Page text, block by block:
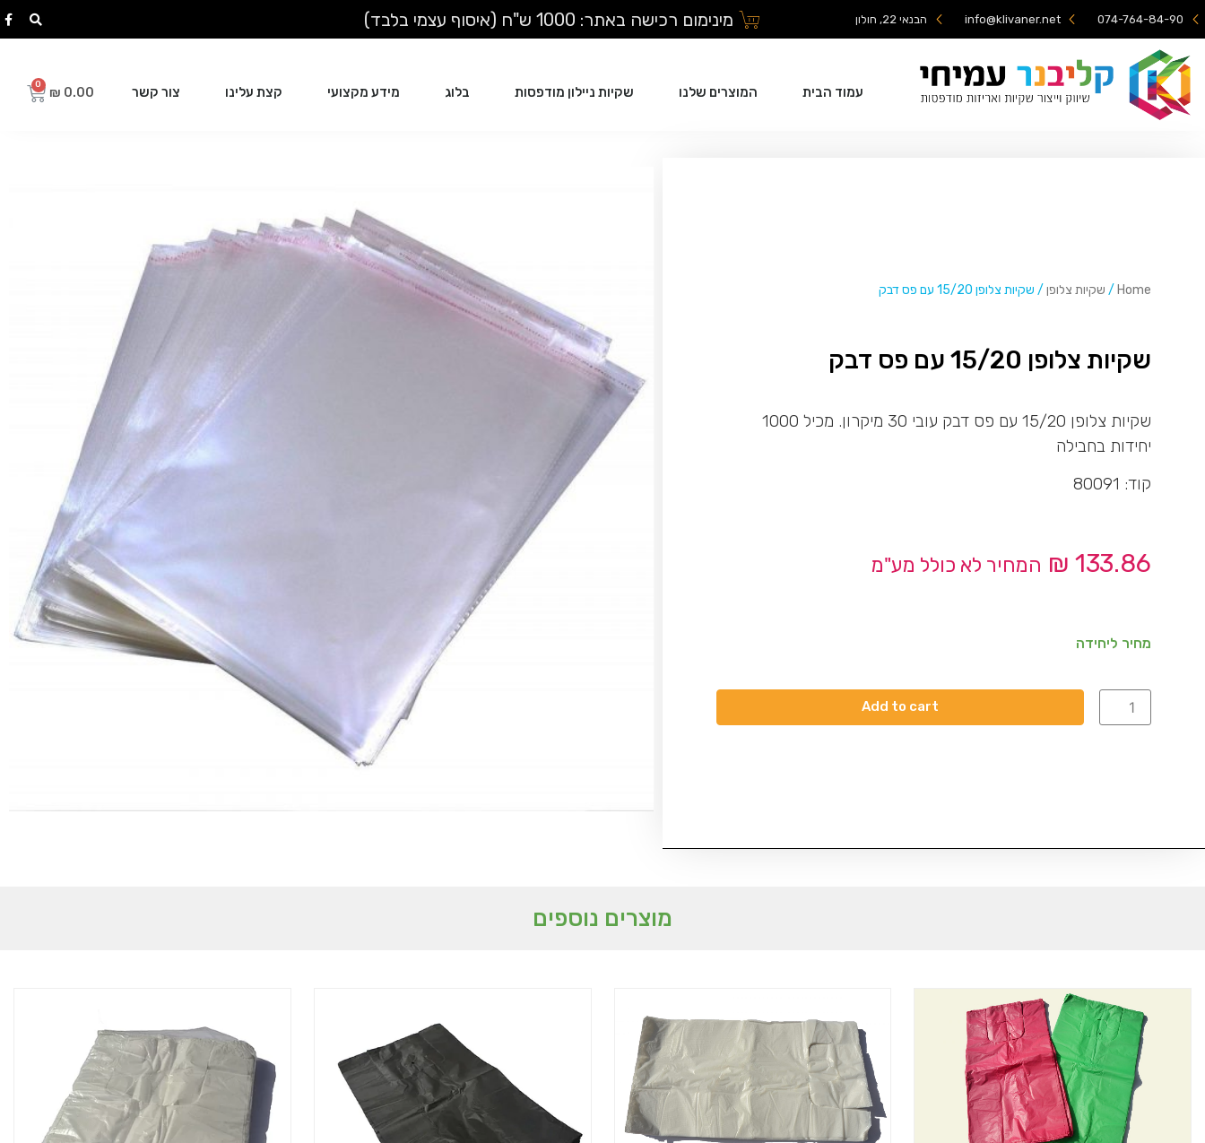
074-764-84-90
info@klivaner.net הבנאי 22, חולון מינימום רכישה באתר: 1000 ש"ח (איסוף עצמי בלבד)
עמוד הבית המוצרים שלנו שקיות ניילון מודפסות בלוג מידע מקצועי קצת עלינו צור קשר ₪ 0.00
Home
/ שקיות צלופן / שקיות צלופן 15/20 עם פס דבק
שקיות צלופן 15/20 עם פס דבק
שקיות צלופן 15/20 עם פס דבק עובי 30 מיקרון. מכיל 1000
יחידות בחבילה
קוד: 80091
₪ 133.86 המחיר לא כולל מע"מ
מחיר ליחידה
Add to cart
מוצרים נוספים